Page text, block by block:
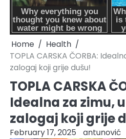
Home
Health
TOPLA CARSKA ČORBA:
zalogaj koji grije dušu!
TOPLA CARSKA
Idealna za zimu,
zalogaj koji grije
February 17, 2025 antunović